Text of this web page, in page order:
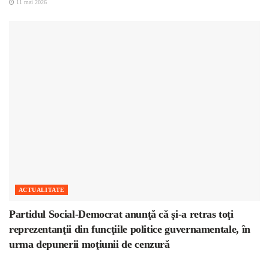
11 mai 2026
ACTUALITATE
Partidul Social-Democrat anunţă că şi-a retras toţi
reprezentanţii din funcţiile politice guvernamentale, în
urma depunerii moţiunii de cenzură